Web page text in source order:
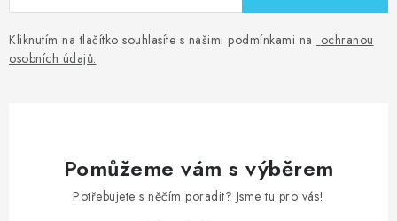
Kliknutím na tlačítko souhlasíte s našimi podmínkami na ochranou
osobních údajů.
Pomůžeme vám s výběrem
Potřebujete s něčím poradit? Jsme tu pro vás!